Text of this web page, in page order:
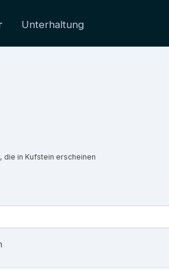
Unterhaltung
die in Kufstein erscheinen